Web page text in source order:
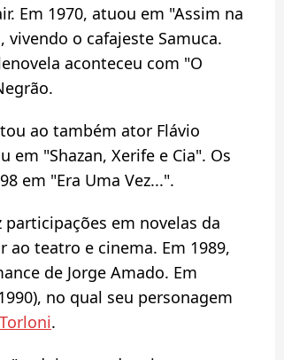
Em 1970, atuou em "Assim na
vivendo o cafajeste Samuca.
aconteceu com "O
ao também ator Flávio
"Shazan, Xerife e Cia". Os
em "Era Uma Vez...".
em novelas da
ao teatro e cinema. Em 1989,
de Jorge Amado. Em
no qual seu personagem
.